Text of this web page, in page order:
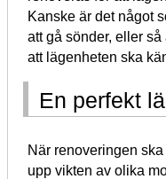
Kanske är det något
att gå sönder, eller
att lägenheten ska
En perfekt
När renoveringen
upp vikten av olika